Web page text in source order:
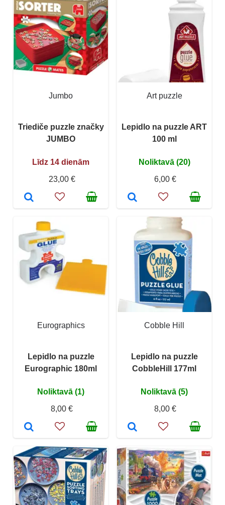
Jumbo
Triediče puzzle značky
JUMBO
Līdz 14 dienām
23,00 €
Art puzzle
Lepidlo na puzzle ART
100 ml
Noliktavā (20)
6,00 €
Eurographics
Lepidlo na puzzle
Eurographic 180ml
Noliktavā (1)
8,00 €
Cobble Hill
Lepidlo na puzzle
CobbleHill 177ml
Noliktavā (5)
8,00 €